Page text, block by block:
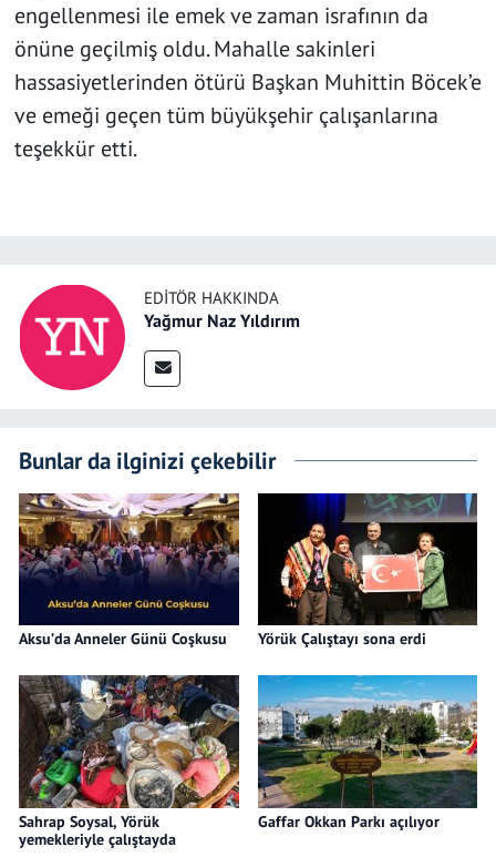
engellenmesi ile emek ve zaman israfının da
önüne geçilmiş oldu. Mahalle sakinleri
hassasiyetlerinden ötürü Başkan Muhittin Böcek’e
ve emeği geçen tüm büyükşehir çalışanlarına
teşekkür etti.
EDITÖR HAKKINDA
Yağmur Naz Yıldırım
Bunlar da ilginizi çekebilir
Aksu’da Anneler Günü Coşkusu Yörük Çalıştayı sona erdi
Sahrap Soysal, Yörük
yemekleriyle çalıştayda
Gaffar Okkan Parkı açılıyor